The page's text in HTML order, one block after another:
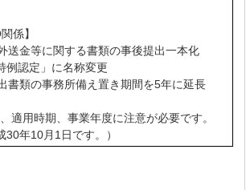
係】
送金等に関する書類の事後提出一本化
例認定」に名称変更
書類の事務所備え置き期間を5年に延長
適用時期、事業年度に注意が必要です。
30年10月1日です。）